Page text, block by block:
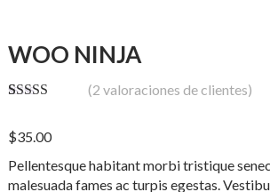
WOO NINJA
5 en base a
s de clientes
(2 valoraciones de clientes)
$35.00
Pellentesque habitant morbi tristique
malesuada fames ac turpis egestas.